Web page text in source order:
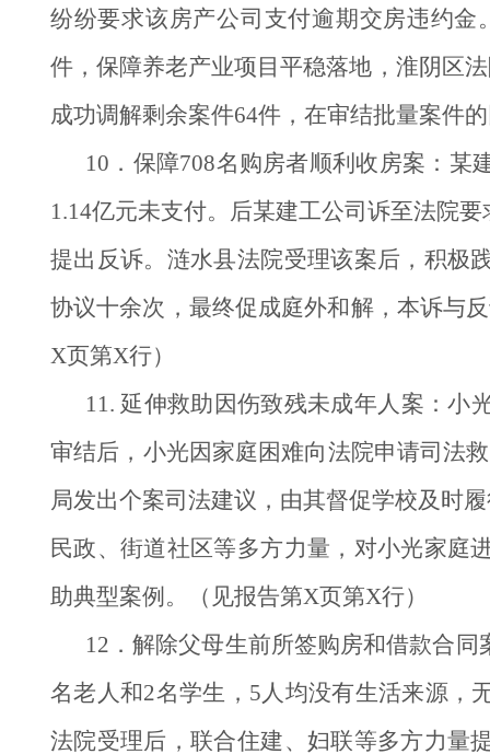
纷纷要求该房产公司支付逾期交房违约
件，保障养老产业项目平稳落地，淮阴区
成功调解剩余案件64件，在审结批量案件
10．保障708名购房者顺利收房案：
1.14亿元未支付。后某建工公司诉至法院
提出反诉。涟水县法院受理该案后，积极
协议十余次，最终促成庭外和解，本诉与
X页第X行）
11. 延伸救助因伤致残未成年人案：小
审结后，小光因家庭困难向法院申请司法
局发出个案司法建议，由其督促学校及时
民政、街道社区等多方力量，对小光家庭
助典型案例。（见报告第X页第X行）
12．解除父母生前所签购房和借款合
名老人和2名学生，5人均没有生活来源，
法院受理后，联合住建、妇联等多方力量